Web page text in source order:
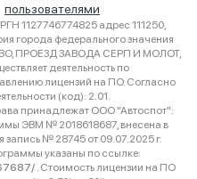
пользователями
1127746774825 адрес 111250,
города федерального значения
ПРОЕЗД ЗАВОДА СЕРП И МОЛОТ,
деятельность по
лицензий на ПО. Согласно
(код): 2.01.
принадлежат ООО "Автоспот":
ЭВМ № 2018618687, внесена в
№ 28745 от 09.07.2025 г.
указаны по ссылке:
. Стоимость лицензии на ПО